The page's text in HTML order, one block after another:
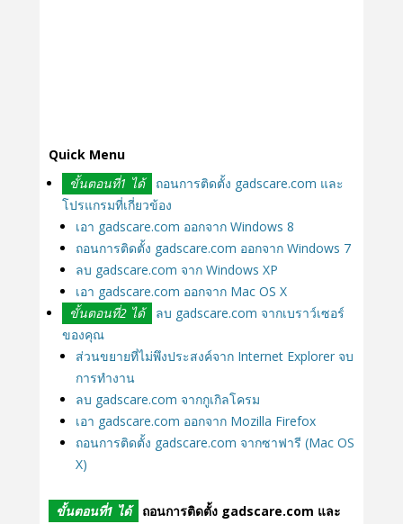
Quick Menu
ขั้นตอนที่1 ได้
ถอนการติดตั้ง gadscare.com และ
โปรแกรมที่เกี่ยวข้อง
เอา gadscare.com ออกจาก Windows 8
ถอนการติดตั้ง gadscare.com ออกจาก Windows 7
ลบ gadscare.com จาก Windows XP
เอา gadscare.com ออกจาก Mac OS X
ขั้นตอนที่2 ได้
ลบ gadscare.com จากเบราว์เซอร์
ของคุณ
ส่วนขยายที่ไม่พึงประสงค์จาก Internet Explorer จบ
การทำงาน
ลบ gadscare.com จากกูเกิลโครม
เอา gadscare.com ออกจาก Mozilla Firefox
ถอนการติดตั้ง gadscare.com จากซาฟารี (Mac OS
X)
ขั้นตอนที่1 ได้
ถอนการติดตั้ง gadscare.com และ